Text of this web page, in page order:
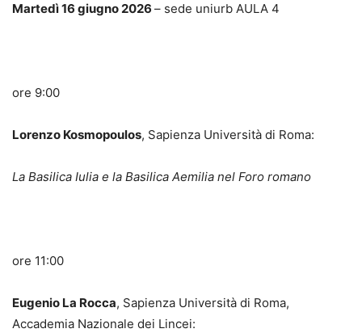
Martedì 16 giugno 2026 – sede uniurb AULA 4
ore 9:00
Lorenzo Kosmopoulos, Sapienza Università di Roma:
La Basilica Iulia e la Basilica Aemilia nel Foro romano
ore 11:00
Eugenio La Rocca, Sapienza Università di Roma,
Accademia Nazionale dei Lincei: